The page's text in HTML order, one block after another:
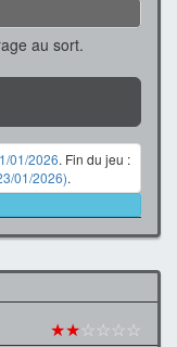
au sort.
01/2026. Fin du jeu :
01/2026).
★★☆☆☆☆